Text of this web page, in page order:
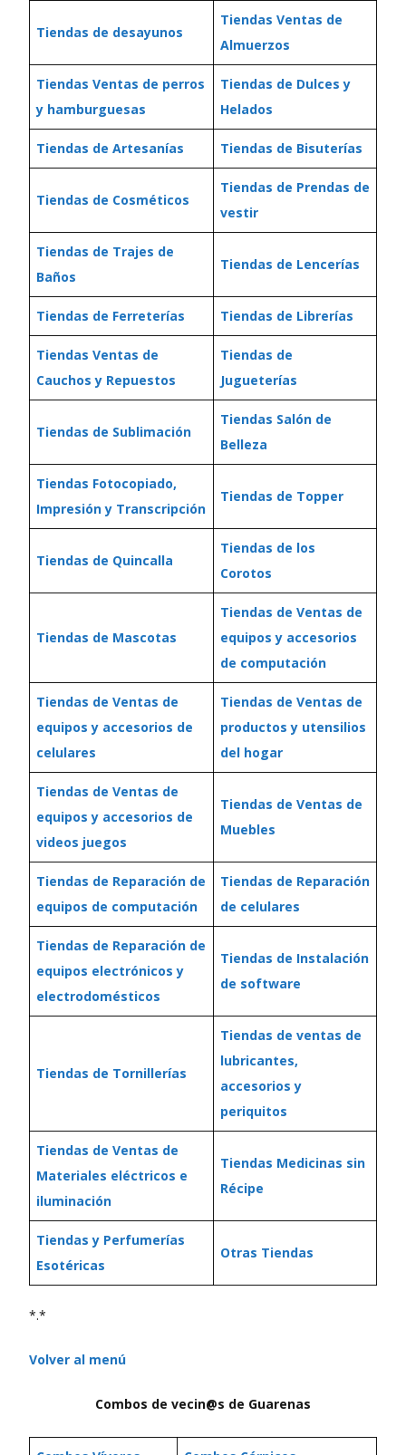
Tiendas de desayunos
Tiendas Ventas de
Almuerzos
Tiendas Ventas de perros
y hamburguesas
Tiendas de Dulces y
Helados
Tiendas de Artesanías Tiendas de Bisuterías
Tiendas de Cosméticos
Tiendas de Prendas de
vestir
Tiendas de Trajes de
Baños
Tiendas de Lencerías
Tiendas de Ferreterías Tiendas de Librerías
Tiendas Ventas de
Cauchos y Repuestos
Tiendas de
Jugueterías
Tiendas de Sublimación
Tiendas Salón de
Belleza
Tiendas Fotocopiado,
Impresión y Transcripción
Tiendas de Topper
Tiendas de Quincalla
Tiendas de los
Corotos
Tiendas de Mascotas
Tiendas de Ventas de
equipos y accesorios
de computación
Tiendas de Ventas de
equipos y accesorios de
celulares
Tiendas de Ventas de
productos y utensilios
del hogar
Tiendas de Ventas de
equipos y accesorios de
videos juegos
Tiendas de Ventas de
Muebles
Tiendas de Reparación de
equipos de computación
Tiendas de Reparación
de celulares
Tiendas de Reparación de
equipos electrónicos y
electrodomésticos
Tiendas de Instalación
de software
Tiendas de Tornillerías
Tiendas de ventas de
lubricantes,
accesorios y
periquitos
Tiendas de Ventas de
Materiales eléctricos e
iluminación
Tiendas Medicinas sin
Récipe
Tiendas y Perfumerías
Esotéricas
Otras Tiendas
*.*
Volver al menú
Combos de vecin@s de Guarenas